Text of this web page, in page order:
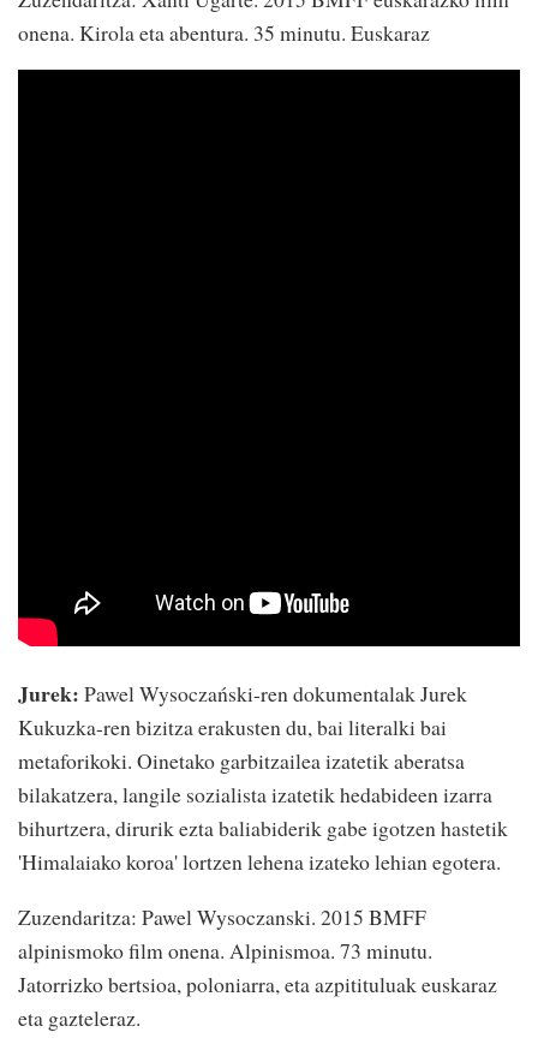
onena. Kirola eta abentura. 35 minutu. Euskaraz
Jurek: Pawel Wysoczański-ren dokumentalak Jurek
Kukuzka-ren bizitza erakusten du, bai literalki bai
metaforikoki. Oinetako garbitzailea izatetik aberatsa
bilakatzera, langile sozialista izatetik hedabideen izarra
bihurtzera, dirurik ezta baliabiderik gabe igotzen hastetik
'Himalaiako koroa' lortzen lehena izateko lehian egotera.
Zuzendaritza: Pawel Wysoczanski. 2015 BMFF
alpinismoko film onena. Alpinismoa. 73 minutu.
Jatorrizko bertsioa, poloniarra, eta azpitituluak euskaraz
eta gazteleraz.